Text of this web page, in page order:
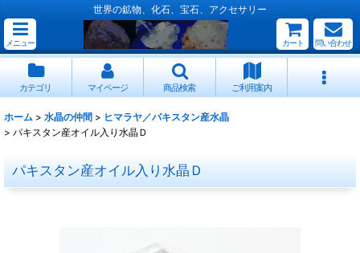
世界の鉱物、化石、宝石、アクセサリー
メニュー カート 問い合わせ
カテゴリ マイページ 商品検索 ご利用案内
ホーム > 水晶の仲間 > ヒマラヤ／パキスタン産水晶
> パキスタン産オイル入り水晶Ｄ
パキスタン産オイル入り水晶Ｄ